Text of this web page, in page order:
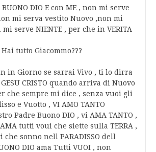
DIO E con ME , non mi serve
mi serva vestito Nuovo ,non mi
serve NIENTE , per che in VERITA
tutto Giacommo???
in Giorno se sarrai Vivo , ti lo dirra
CRISTO quando arriva di Nuovo
che sempre mi dice , senza vuoi gli
e Vuotto , VI AMO TANTO
Padre Buono DIO , vi AMA TANTO ,
tutti voui che siette sulla TERRA ,
che sonno nell PARADISSO dell
DIO ama Tutti VUOI , non